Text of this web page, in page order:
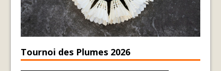
Tournoi des Plumes 2026